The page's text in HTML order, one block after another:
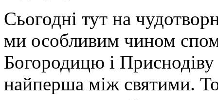
Сьогодні тут на
ми особливим чином
Богородицю і
найперша між святими.